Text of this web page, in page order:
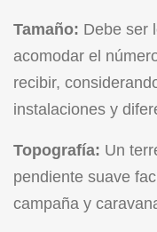
Tamaño: Debe ser
acomodar el
recibir,
instalaciones y
Topografía: Un
pendiente suave
campaña y